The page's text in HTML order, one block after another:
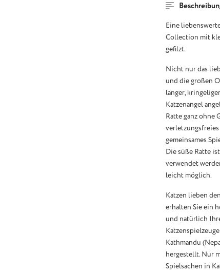
Eine
Collection mit
gefilzt.
Nicht nur das
und die großen
langer,
Katzenangel
Ratte ganz ohne
gemeinsames
Die süße Ratte
verwendet
leicht möglich.
Katzen lieben
erhalten Sie ein
und natürlich
Kathmandu
hergestellt. Nur
Spielsachen in